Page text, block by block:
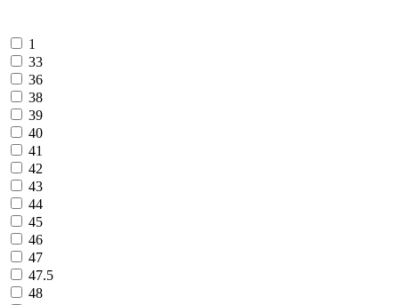
1
33
36
38
39
40
41
42
43
44
45
46
47
47.5
48